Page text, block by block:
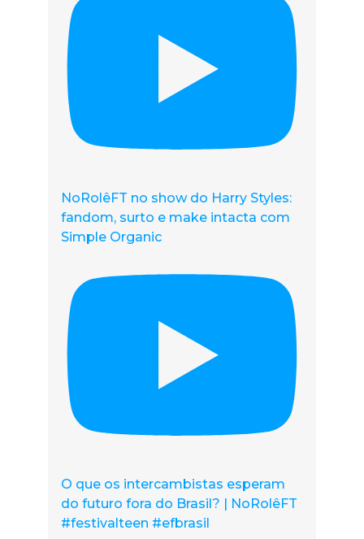
NoRolêFT no show do Harry Styles:
fandom, surto e make intacta com
Simple Organic
O que os intercambistas esperam
do futuro fora do Brasil? | NoRolêFT
#festivalteen #efbrasil